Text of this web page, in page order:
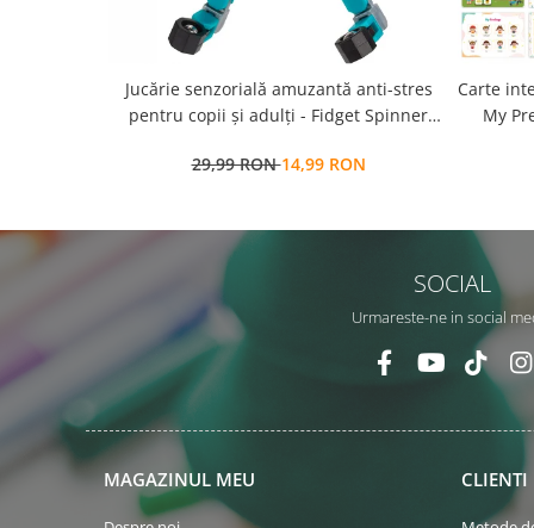
Jucărie senzorială amuzantă anti-stres
pentru copii și adulți - Fidget Spinner
29,99 RON14,99 RON
Carte
My
SOCIAL
Urmareste-ne in social
MAGAZINUL MEU CLIENTI